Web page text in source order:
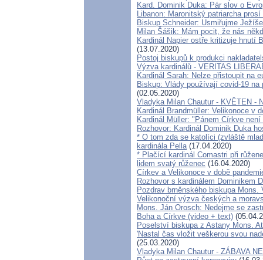
Kard. Dominik Duka: Pár slov o
Libanon: Maronitský patriarcha prosí
Biskup Schneider: Usmiřujme
Milan Šášik: Mám pocit, že nás
Kardinál Napier ostře kritizuje hnutí
(13.07.2020)
Postoj biskupů k produkci
Výzva kardinálů - VERITAS
Kardinál Sarah: Nelze přistoupit na
Biskup: Vlády používají covid-19
(02.05.2020)
Vladyka Milan Chautur - KVĚTEN -
Kardinál Brandmüller: Velikonoce v
Kardinál Müller: "Pánem Církve
Rozhovor: Kardinál Dominik Duka
* O tom zda se katolíci (zvláště
kardinála Pella(17.04.2020)
* Plačící kardinál Comastri při
lidem svatý růženec (16.04.2020)
Církev a Velikonoce v době
Rozhovor s kardinálem Dominikem
Pozdrav brněnského biskupa
Velikonoční výzva českých a
Mons. Ján Orosch: Nedejme se
Boha a Církve (video + text)
Poselství biskupa z Astany Mons.
'Nastal čas vložit veškerou svou
(25.03.2020)
Vladyka Milan Chautur - ZÁBAVA